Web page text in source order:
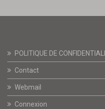
POLITIQUE DE
Contact
Webmail
Connexion